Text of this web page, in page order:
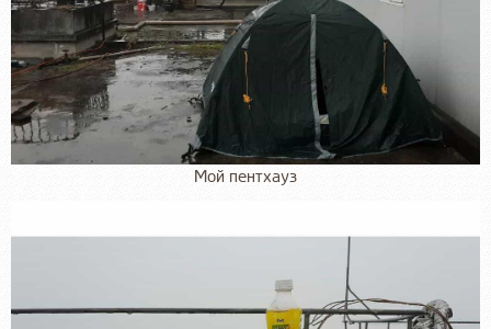
Мой пентхауз